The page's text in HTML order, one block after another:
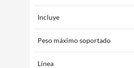
Incluye
Peso máximo soportado
Línea